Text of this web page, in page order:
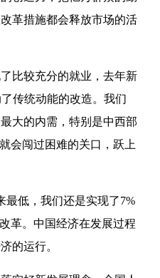
革措施都会释放市场的活
比较充分的就业，去年新
传统动能的改造。我们
大的内需，特别是中西部
会闯过困难的关口，跃上
低，我们还是实现了7%
革。中国经济在发展过程
的运行。